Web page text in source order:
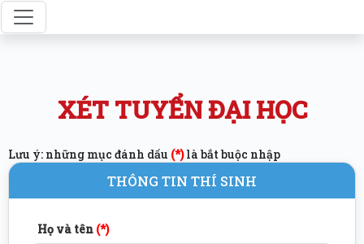
XÉT TUYỂN ĐẠI HỌC
Lưu ý: những mục đánh dấu (*)là bắt buộc nhập
THÔNG TIN THÍ SINH
Họ và tên (*)